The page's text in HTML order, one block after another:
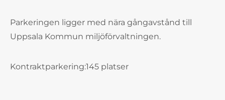
Parkeringen ligger med nära gångavstånd till
Uppsala Kommun miljöförvaltningen.
Kontraktparkering:145 platser